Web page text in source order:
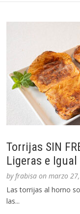
Torrijas SIN
Ligeras e
byfrabisa onmarzo
Las torrijas al horno
las...